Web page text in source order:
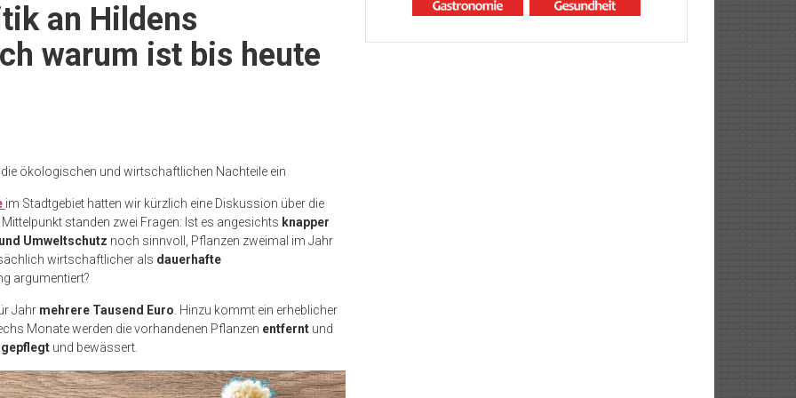
an Hildens
warum ist bis heute
ökologischen und wirtschaftlichen Nachteile ein
im Stadtgebiet hatten wir kürzlich eine Diskussion über die
standen zwei Fragen: Ist es angesichts knapper
Umweltschutz noch sinnvoll, Pflanzen zweimal im Jahr
wirtschaftlicher als dauerhafte
argumentiert?
Jahr mehrere Tausend Euro . Hinzu kommt ein erheblicher
Monate werden die vorhandenen Pflanzen entfernt und
gepflegt und bewässert.